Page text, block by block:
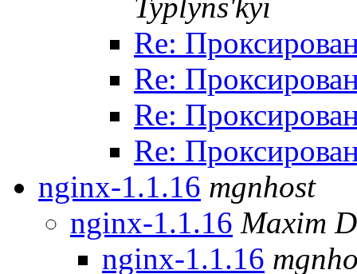
Typlyns'kyi
Re:
Re:
Re:
Re:
nginx-1.1.16 mgnhost
nginx-1.1.16 Maxim
nginx-1.1.16